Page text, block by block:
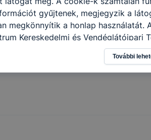
gyűjtenek, megjegyzik a
megkönnyítik a honlap használatát.
Kereskedelmi és Vendéglátóipari
cookie-kat a következő célokból
hogyan használja Ön a honlapot -
látogatja, vagy használja
További